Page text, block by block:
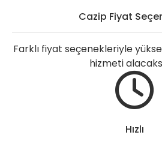
Cazip Fiyat
Farklı fiyat seçenekleriyle
hizmeti
Hızlı